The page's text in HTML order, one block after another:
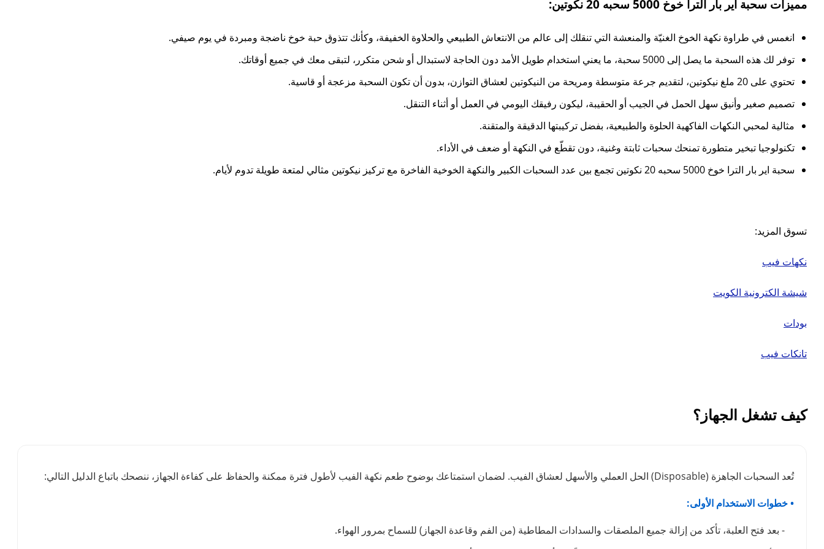
مميزات سحبة اير بار الترا خوخ 5000 سحبه 20 نكوتين:
انغمس في طراوة نكهة الخوخ الغنيّة والمنعشة التي تنقلك إلى عالم من الانتعاش الطبيعي والحلاوة الخفيفة، وكأنك تتذوق حبة خوخ ناضجة ومبردة في يوم صيفي.
توفر لك هذه السحبة ما يصل إلى 5000 سحبة، ما يعني استخدام طويل الأمد دون الحاجة لاستبدال أو شحن متكرر، لتبقى معك في جميع أوقاتك.
تحتوي على 20 ملغ نيكوتين، لتقديم جرعة متوسطة ومريحة من النيكوتين لعشاق التوازن، بدون أن تكون السحبة مزعجة أو قاسية.
تصميم صغير وأنيق سهل الحمل في الجيب أو الحقيبة، ليكون رفيقك اليومي في العمل أو أثناء التنقل.
مثالية لمحبي النكهات الفاكهية الحلوة والطبيعية، بفضل تركيبتها الدقيقة والمتقنة.
تكنولوجيا تبخير متطورة تمنحك سحبات ثابتة وغنية، دون تقطّع في النكهة أو ضعف في الأداء.
سحبة اير بار الترا خوخ 5000 سحبه 20 نكوتين تجمع بين عدد السحبات الكبير والنكهة الخوخية الفاخرة مع تركيز نيكوتين مثالي لمتعة طويلة تدوم لأيام.
تسوق المزيد:
نكهات فيب
شيشة الكترونية الكويت
بودات
تانكات فيب
كيف تشغل الجهاز؟
تُعد السحبات الجاهزة (Disposable) الحل العملي والأسهل لعشاق الفيب. لضمان استمتاعك بوضوح طعم نكهة الفيب لأطول فترة ممكنة والحفاظ على كفاءة الجهاز، ننصحك باتباع الدليل التالي:
• خطوات الاستخدام الأولى:
- بعد فتح العلبة، تأكد من إزالة جميع الملصقات والسدادات المطاطية (من الفم وقاعدة الجهاز) للسماح بمرور الهواء.